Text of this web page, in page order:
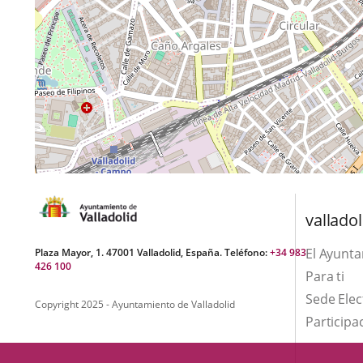
Plaza Mayor, 1. 47001 Valladolid, España. Teléfono:+34 983
426 100
Copyright 2025 - Ayuntamiento de Valladolid
El
Para ti
Sede